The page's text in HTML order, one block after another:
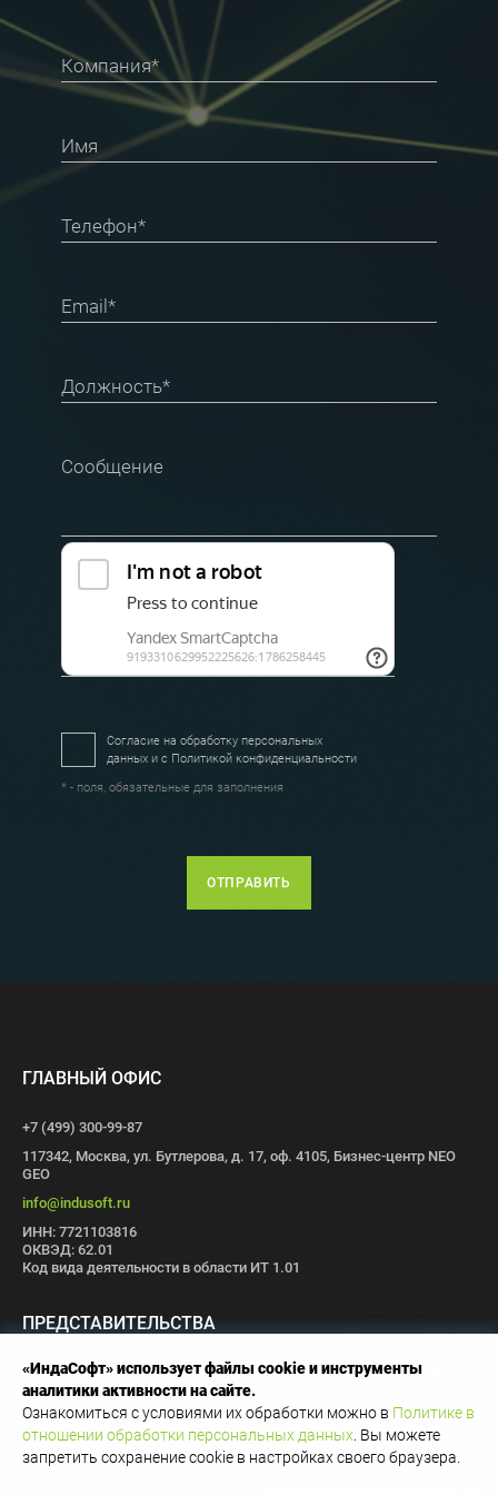
Компания*
Имя
Телефон*
Email*
Должность*
Сообщение
Согласие на обработку персональных
данных и с Политикой конфиденциальности
* - поля, обязательные для заполнения
ОТПРАВИТЬ
ГЛАВНЫЙ ОФИС
+7 (499) 300-99-87
117342, Москва, ул. Бутлерова, д. 17, оф. 4105, Бизнес-центр NEO
GEO
info@indusoft.ru
ИНН: 7721103816
ОКВЭД: 62.01
Код вида деятельности в области ИТ 1.01
ПРЕДСТАВИТЕЛЬСТВА
Москва Санкт-Петербург Пермь Иваново Волгоград
Томск
Иннополис
Copyright © 1996-2026 OOO
«ИндаСофт»
«ИндаСофт» использует файлы cookie и инструменты
аналитики активности на сайте.
Ознакомиться с условиями их обработки можно в Политике в
отношении обработки персональных данных . Вы можете
запретить сохранение cookie в настройках своего браузера.